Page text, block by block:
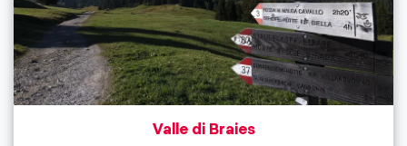
Valle di Braies